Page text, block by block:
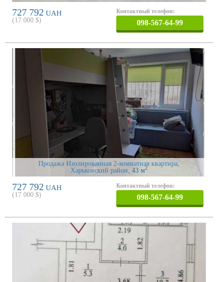
727 792 UAH
(17 000 $)
Контактный телефон:
098-567-64-99
Продажа Изолированная 2-комнатная квартира,
Харьковский район , 43 м2
727 792 UAH
(17 000 $)
Контактный телефон:
098-567-64-99